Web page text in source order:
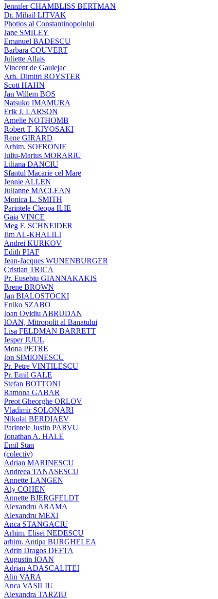
Jennifer CHAMBLISS BERTMAN
Dr. Mihail LITVAK
Photios al Constantinopolului
Jane SMILEY
Emanuel BADESCU
Barbara COUVERT
Juliette Allais
Vincent de Gaulejac
Arh. Dimitri ROYSTER
Scott HAHN
Jan Willem BOS
Natsuko IMAMURA
Erik J. LARSON
Amelie NOTHOMB
Robert T. KIYOSAKI
Rene GIRARD
Arhim. SOFRONIE
Iuliu-Marius MORARIU
Liliana DANCIU
Sfantul Macarie cel Mare
Jennie ALLEN
Julianne MACLEAN
Monica L. SMITH
Parintele Cleopa ILIE
Gaia VINCE
Meg F. SCHNEIDER
Jim AL-KHALILI
Andrei KURKOV
Edith PIAF
Jean-Jacques WUNENBURGER
Cristian TRICA
Pr. Eusebiu GIANNAKAKIS
Brene BROWN
Jan BIALOSTOCKI
Eniko SZABO
Ioan Ovidiu ABRUDAN
IOAN, Mitropolit al Banatului
Lisa FELDMAN BARRETT
Jesper JUUL
Mona PETRE
Ion SIMIONESCU
Pr. Petre VINTILESCU
Pr. Emil GALE
Stefan BOTTONI
Ramona GABAR
Preot Gheorghe ORLOV
Vladimir SOLONARI
Nikolai BERDIAEV
Parintele Justin PARVU
Jonathan A. HALE
Emil Stan
(colectiv)
Adrian MARINESCU
Andreea TANASESCU
Annette LANGEN
Aly COHEN
Annette BJERGFELDT
Alexandru ARAMA
Alexandru MEXI
Anca STANGACIU
Arhim. Elisei NEDESCU
arhim. Antipa BURGHELEA
Adrin Dragos DEFTA
Augustin IOAN
Adrian ADASCALITEI
Alin VARA
Anca VASILIU
Alexandra TARZIU